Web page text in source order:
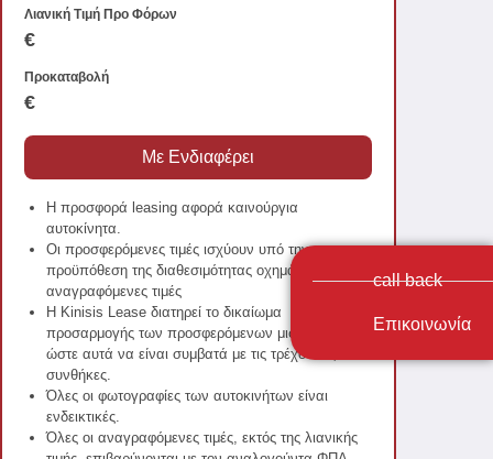
Λιανική Τιμή Προ Φόρων
€
Προκαταβολή
€
Η προσφορά leasing αφορά καινούργια
αυτοκίνητα.
Οι προσφερόμενες τιμές ισχύουν υπό την
προϋπόθεση της διαθεσιμότητας οχημάτων
στις αναγραφόμενες τιμές
Η Kinisis Lease διατηρεί το δικαίωμα
προσαρμογής των προσφερόμενων
μισθωμάτων ώστε αυτά να είναι συμβατά με
τις τρέχουσες συνθήκες.
Όλες οι φωτογραφίες των αυτοκινήτων είναι
ενδεικτικές.
Όλες οι αναγραφόμενες τιμές, εκτός της
call back
Επικοινωνία